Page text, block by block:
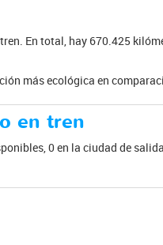
En total, hay 670.425
más ecológica en
en tren
0 en la ciudad de